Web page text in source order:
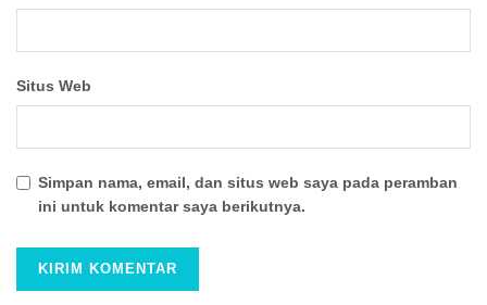
Situs Web
Simpan nama, email, dan situs web saya pada peramban
ini untuk komentar saya berikutnya.